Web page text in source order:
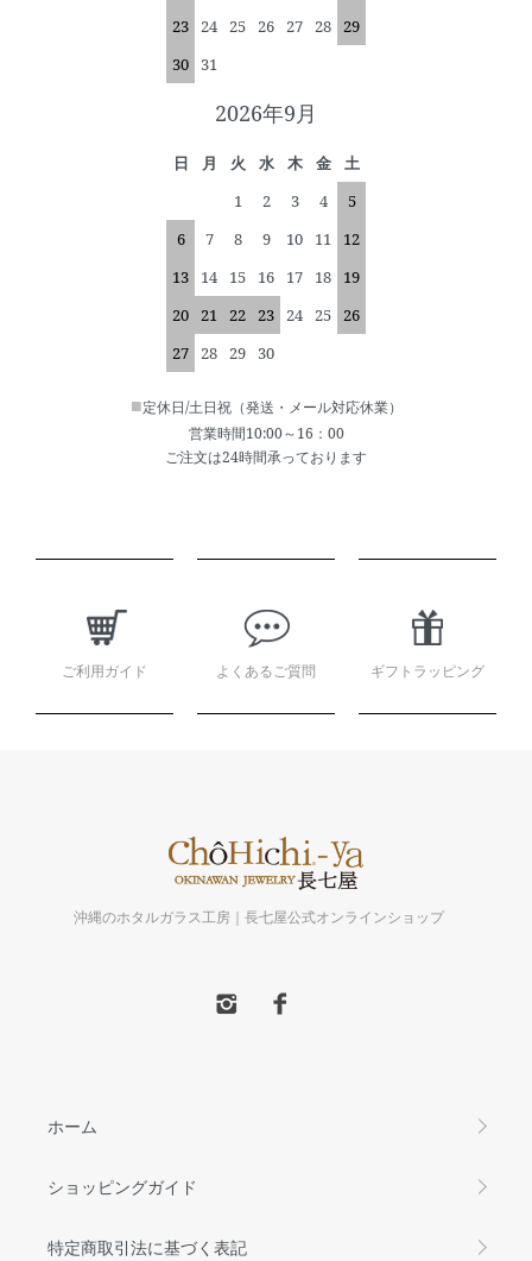
23
24 25 26 27 28
29
30 31
2026年9月
日 月 火 水 木 金
土
1
2 3 4
5
6
7 8 9 10 11
12
13
14 15 16 17 18
19
20
21 22 23 24 25
26
27
28 29 30
■定休日/土日祝（発送・メール対応休業）
営業時間10:00～16：00
ご注文は24時間承っております
ご利用ガイド よくあるご質問 ギフトラッピング
沖縄のホタルガラス工房｜長七屋公式オンラインショップ
ホーム
ショッピングガイド
特定商取引法に基づく表記